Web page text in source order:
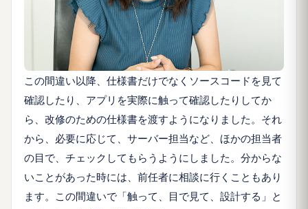
この間違い以降、仕様書だけでなくソースコードを見て
確認したり、アプリを実際に触って確認したりしてか
ら、改修のための仕様書を渡すようになりました。それ
から、必要に応じて、サーバー担当など、ほかの担当者
の目で、チェックしてもらうようにしました。分からな
いことがあった時には、前任者に相談に行くこともあり
ます。この間違いで「触って、目で見て、設計する」と